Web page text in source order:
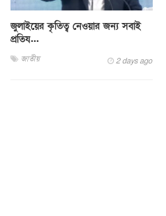
জুলাইয়ের কৃতিত্ব নেওয়ার জন্য সবাই
প্রতিয...
জাতীয় 2 days ago